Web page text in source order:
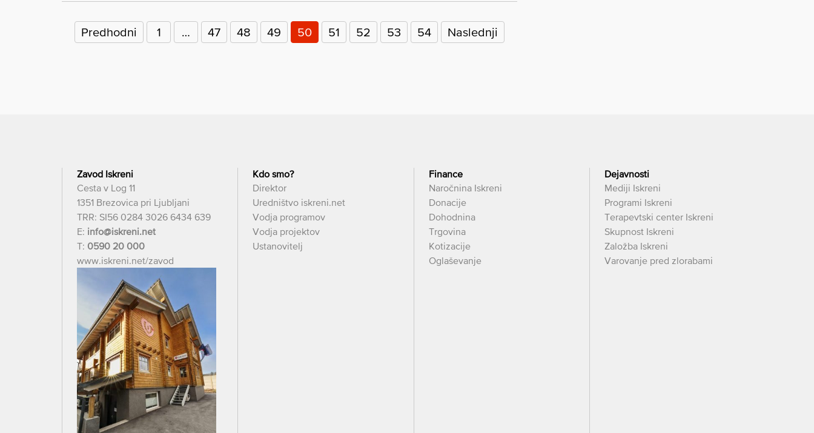
prispevkov
Predhodni 1 … 47 48 49 50 51 52 53 54 Naslednji
Zavod Iskreni
Cesta v Log 11
1351 Brezovica pri Ljubljani
TRR: SI56 0284 3026 6434 639
E: info@iskreni.net
T: 0590 20 000
www.iskreni.net/zavod
Kdo smo?
Direktor
Uredništvo iskreni.net
Vodja programov
Vodja projektov
Ustanovitelj
Finance
Naročnina Iskreni
Donacije
Dohodnina
Trgovina
Kotizacije
Oglaševanje
Dejavnosti
Mediji Iskreni
Programi Iskreni
Terapevtski center Iskreni
Skupnost Iskreni
Založba Iskreni
Varovanje pred zlorabami